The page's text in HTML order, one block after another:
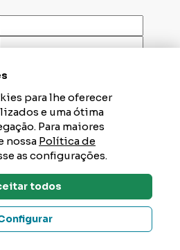
Dúvidas? Tire Aqui
para lhe oferecer
e uma ótima
Para maiores
nossa Política de
as configurações.
todos